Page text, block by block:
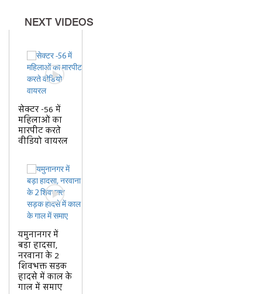
NEXT VIDEOS
सेक्टर -56 में
महिलाओं का
मारपीट करते
वीडियो वायरल
यमुनानगर में
बड़ा हादसा,
नरवाना के 2
शिवभक्त सड़क
हादसे में काल के
गाल में समाए